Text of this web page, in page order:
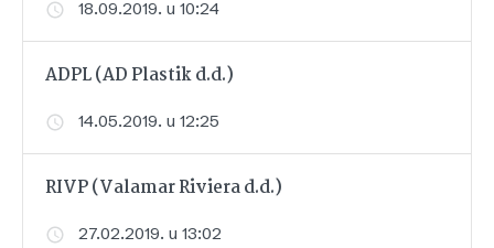
18.09.2019. u 10:24
ADPL (AD Plastik d.d.)
14.05.2019. u 12:25
RIVP (Valamar Riviera d.d.)
27.02.2019. u 13:02